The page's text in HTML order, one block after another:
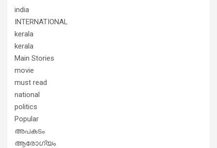
india
INTERNATIONAL
kerala
kerala
Main Stories
movie
must read
national
politics
Popular
അപകടം
ആരോഗ്യം